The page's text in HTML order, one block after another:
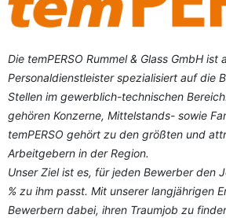
Die temPERSO Rummel & Glass GmbH ist
Personaldienstleister spezialisiert auf die
Stellen im gewerblich-technischen
gehören Konzerne, Mittelstands- sowie
temPERSO gehört zu den größten und
Arbeitgebern in der Region.
Unser Ziel ist es, für jeden Bewerber den
% zu ihm passt. Mit unserer langjährigen
Bewerbern dabei, ihren Traumjob zu